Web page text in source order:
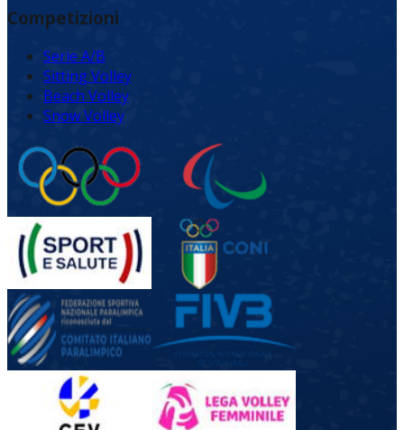
Competizioni
Serie A/B
Sitting Volley
Beach Volley
Snow Volley